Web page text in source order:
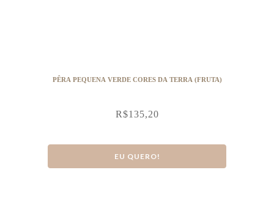
PÊRA PEQUENA VERDE CORES DA TERRA (FRUTA)
R$135,20
EU QUERO!